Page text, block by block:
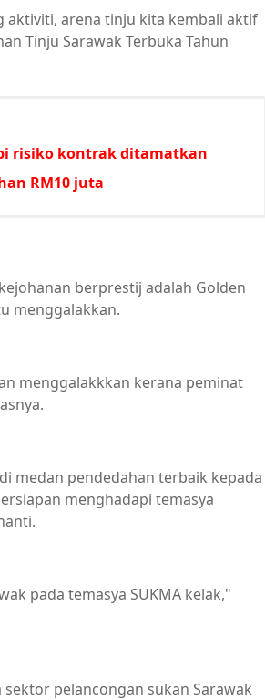
aktiviti, arena tinju kita kembali aktif
Tinju Sarawak Terbuka Tahun
risiko kontrak ditamatkan
RM10 juta
berprestij adalah Golden
menggalakkan.
menggalakkkan kerana peminat
medan pendedahan terbaik kepada
menghadapi temasya
pada temasya SUKMA kelak,"
pelancongan sukan Sarawak